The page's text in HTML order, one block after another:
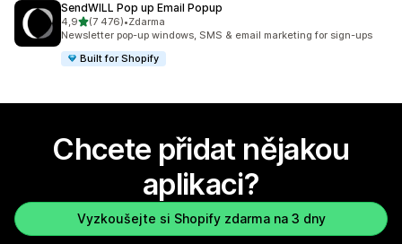
SendWILL Pop up Email Popup
4,9z 5 hvězd
(7 476)
Celkový počet recenzí: 7476
•Zdarma
Newsletter pop-up windows, SMS & email marketing for sign-ups
Built for Shopify
Chcete přidat nějakou
aplikaci?
Vyzkoušejte si Shopify zdarma na 3 dny